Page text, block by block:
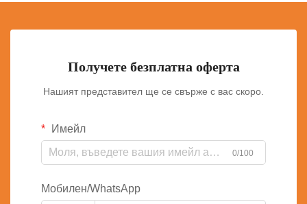
Получете безплатна оферта
Нашият представител ще се свърже с вас скоро.
Имейл
0/100
Мобилен/WhatsApp